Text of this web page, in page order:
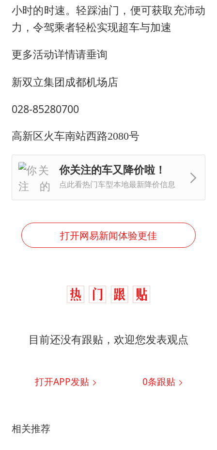
小时的时速。轻踩油门，便可获取充沛动
力，令驾乘者轻松实现超车与加速
更多活动详情请垂询
新双立集团成都机场店
028-85280700
高新区火车南站西路2080号
你关注的车又降价啦！
点此看热门车型本地最新降价信息
打开网易新闻体验更佳
目前还没有跟贴，欢迎您发表观点
打开APP发贴 0条跟贴
相关推荐